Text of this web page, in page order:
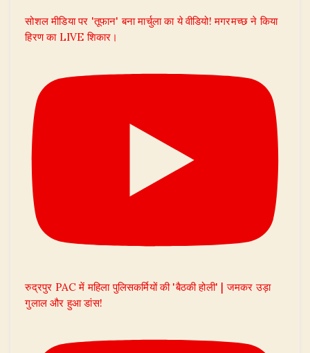
सोशल मीडिया पर 'तूफान' बना मार्चुला का ये वीडियो! मगरमच्छ ने किया
हिरण का LIVE शिकार।
रुद्रपुर PAC में महिला पुलिसकर्मियों की 'बैठकी होली' | जमकर उड़ा
गुलाल और हुआ डांस!